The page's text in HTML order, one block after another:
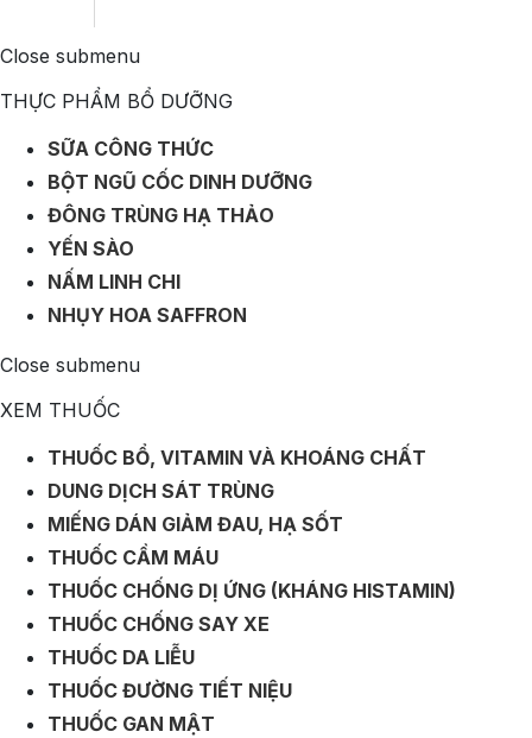
Close submenu
THỰC PHẨM BỔ DƯỠNG
SỮA CÔNG THỨC
BỘT NGŨ CỐC DINH DƯỠNG
ĐÔNG TRÙNG HẠ THẢO
YẾN SÀO
NẤM LINH CHI
NHỤY HOA SAFFRON
Close submenu
XEM THUỐC
THUỐC BỔ, VITAMIN VÀ KHOÁNG CHẤT
DUNG DỊCH SÁT TRÙNG
MIẾNG DÁN GIẢM ĐAU, HẠ SỐT
THUỐC CẦM MÁU
THUỐC CHỐNG DỊ ỨNG (KHÁNG HISTAMIN)
THUỐC CHỐNG SAY XE
THUỐC DA LIỄU
THUỐC ĐƯỜNG TIẾT NIỆU
THUỐC GAN MẬT